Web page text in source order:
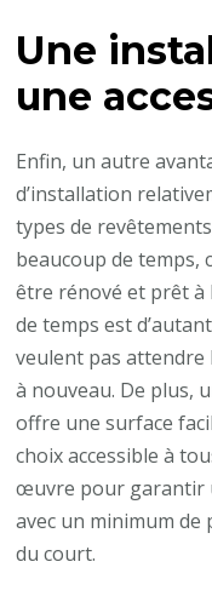
Une
une
Enfin, un autre
d’installation
types de
beaucoup de temps,
être rénové et prêt à
de temps est
veulent pas
à nouveau. De plus,
offre une surface
choix accessible à
œuvre pour garantir
avec un minimum
du court.